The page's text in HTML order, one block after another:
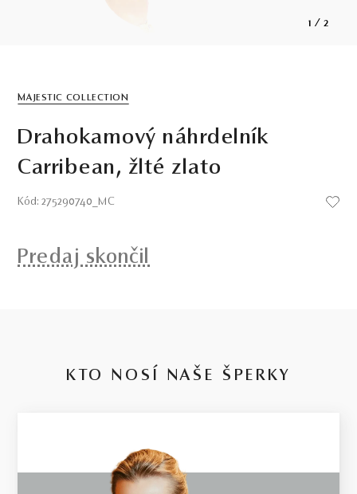
1 / 2
MAJESTIC COLLECTION
Drahokamový náhrdelník
Carribean, žlté zlato
Kód: 275290740_MC
Predaj skončil
KTO NOSÍ NAŠE ŠPERKY